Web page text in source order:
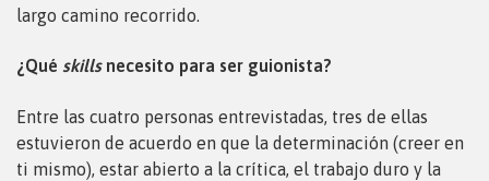
largo camino recorrido.
¿Qué skillsnecesito para ser guionista?
Entre las cuatro personas entrevistadas, tres de ellas
estuvieron de acuerdo en que la determinación (creer en
ti mismo), estar abierto a la crítica, el trabajo duro y la